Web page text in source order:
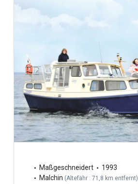
Maßgeschneidert
1993
Malchin (Altefähr : 71,8 km entfernt)